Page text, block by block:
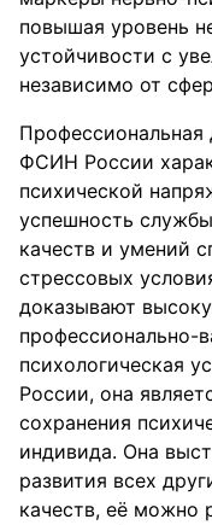
повышая уровень
устойчивости с
независимо от
Профессиональная
ФСИН России
психической
успешность
качеств и умений
стрессовых
доказывают
профессионально-
психологическая
России, она
сохранения
индивида. Она
развития всех
качеств, её можно